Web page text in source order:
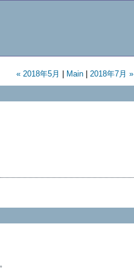
« 2018年5月 Main| 2018年7月 »